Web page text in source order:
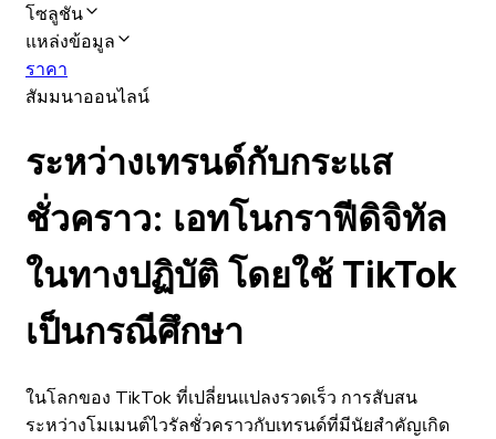
โซลูชัน
แหล่งข้อมูล
ราคา
สัมมนาออนไลน์
ระหว่างเทรนด์กับกระแส
ชั่วคราว: เอทโนกราฟีดิจิทัล
ในทางปฏิบัติ โดยใช้ TikTok
เป็นกรณีศึกษา
ในโลกของ TikTok ที่เปลี่ยนแปลงรวดเร็ว การสับสน
ระหว่างโมเมนต์ไวรัลชั่วคราวกับเทรนด์ที่มีนัยสำคัญเกิด